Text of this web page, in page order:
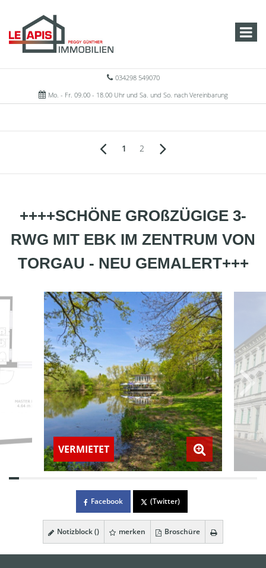
034298 549070
Mo. - Fr. 09.00 - 18.00 Uhr und Sa. und So. nach Vereinbarung
1 2
++++SCHÖNE GROßZÜGIGE 3-
RWG MIT EBK IM ZENTRUM VON
TORGAU - NEU GEMALERT+++
VERMIETET
Facebook (Twitter)
Notizblock () merken Broschüre